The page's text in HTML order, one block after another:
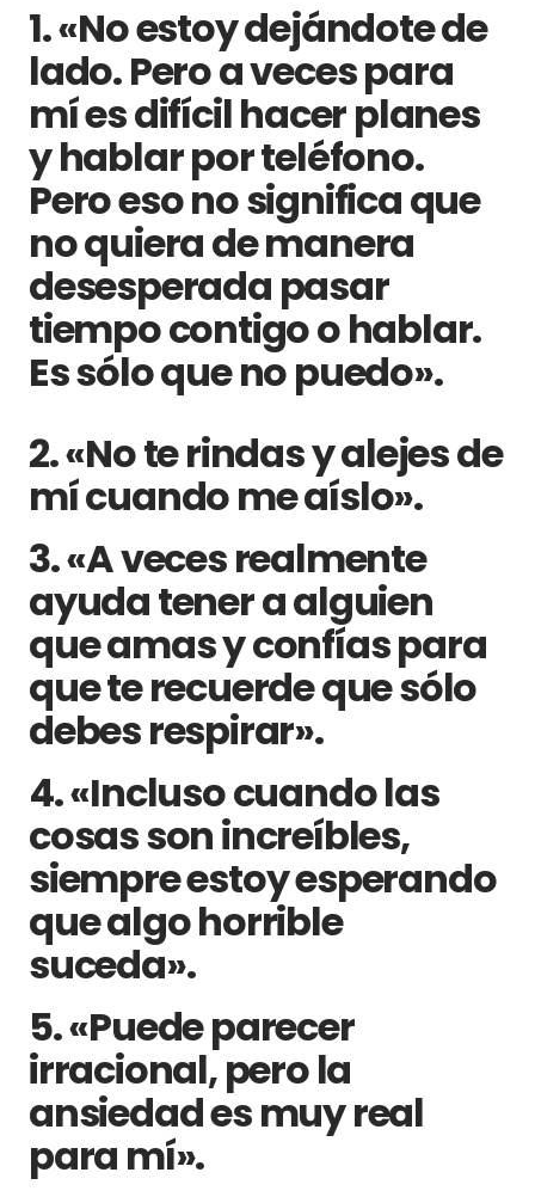
1. «No estoy dejándote de
lado. Pero a veces para
mí es difícil hacer planes
y hablar por teléfono.
Pero eso no significa que
no quiera de manera
desesperada pasar
tiempo contigo o hablar.
Es sólo que no puedo».
2. «No te rindas y alejes de
mí cuando me aíslo».
3. «A veces realmente
ayuda tener a alguien
que amas y confías para
que te recuerde que sólo
debes respirar».
4. «Incluso cuando las
cosas son increíbles,
siempre estoy esperando
que algo horrible
suceda».
5. «Puede parecer
irracional, pero la
ansiedad es muy real
para mí».